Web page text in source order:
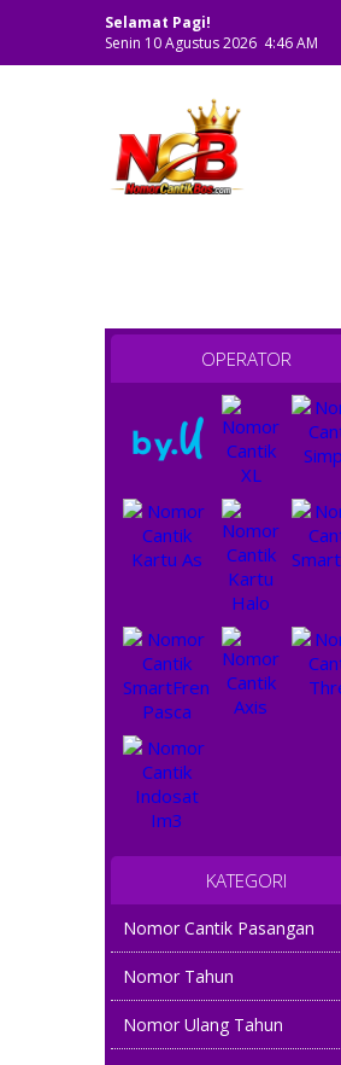
Selamat Pagi!
Senin 10 Agustus 2026 4:46 AM
OPERATOR
KATEGORI
Nomor Cantik Pasangan
Nomor Tahun
Nomor Ulang Tahun